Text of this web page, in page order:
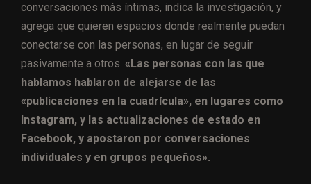
conversaciones más íntimas, indica la investigación, y
agrega que quieren espacios donde realmente puedan
conectarse con las personas, en lugar de seguir
pasivamente a otros. «Las personas con las que
hablamos hablaron de alejarse de las
«publicaciones en la cuadrícula», en lugares como
Instagram, y las actualizaciones de estado en
Facebook, y apostaron por conversaciones
individuales y en grupos pequeños».